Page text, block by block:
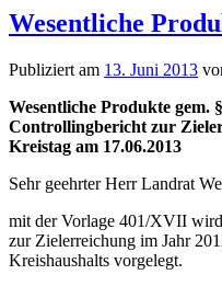
Wesentliche
Publiziert am 13. Juni 2013
Wesentliche Produkte gem.
Controllingbericht zur
Kreistag am 17.06.2013
Sehr geehrter Herr Landrat
mit der Vorlage 401/XVII
zur Zielerreichung im Jahr
Kreishaushalts vorgelegt.